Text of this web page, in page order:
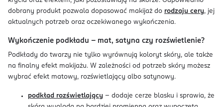
dobrany produkt pozwala dopasować makijaż do rodzaju cery, jej
aktualnych potrzeb oraz oczekiwanego wykończenia.
Wykończenie podkładu – mat, satyna czy rozświetlenie?
Podkłady do twarzy nie tylko wyrównują koloryt skóry, ale także
na finalny efekt makijażu. W zależności od potrzeb skóry możesz
wybrać efekt matowy, rozświetlający albo satynowy.
podkład rozświetlający – dodaje cerze blasku i sprawia, że